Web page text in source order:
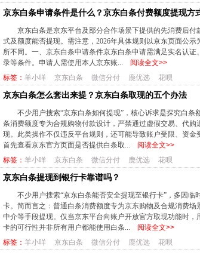
京东白条申请条件是什么？京东白条付费额度提现方
京东白条是京东平台及部分合作场景下提供的先消费后
式及额度能否提现。需注意，2026年具体规则以京东页面公
所不同。一、京东白条申请条件京东白条申请需满足实名认
录等条件。申请人需使用本人京东账...
阅读全文>>
标签： 羊小咩 京东白条 微信分付 鹿优选 花呗
京东白条怎么套出来提？京东白条取现的五个办法
不少用户搜索“京东白条如何提现”，核心诉求是探究白
条消费额度专为合规购物付款设计，严禁通过虚假交易、代
现。此类操作不仅违反平台规则，还可能导致账户受限、资
首先查看京东官方页面是否提供白条取...
阅读全文>>
标签： 羊小咩 京东白条 微信分付 鹿优选 花呗
京东白条提现到银行卡靠谱吗？
不少用户搜索“京东白条能否安全提现至银行卡”，多因
卡。简而言之：普通白条消费额度专为京东购物及合规消费
中介等手段提现。仅当京东平台向账户开放官方取现功能时
卡的可行性并非所有用户都能使用白条...
阅读全文>>
标签： 羊小咩 京东白条 微信分付 鹿优选 花呗